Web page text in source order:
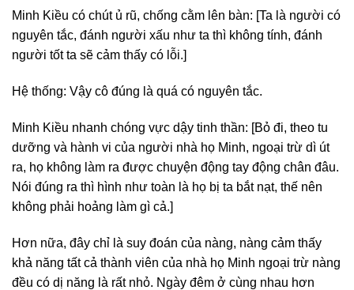
Minh Kiều có chút ủ rũ, chống cằm lên bàn: [Ta là người có
nguyên tắc, đánh người xấu như ta thì không tính, đánh
người tốt ta sẽ cảm thấy có lỗi.]
Hệ thống: Vậy cô đúng là quá có nguyên tắc.
Minh Kiều nhanh chóng vực dậy tinh thần: [Bỏ đi, theo tu
dưỡng và hành vi của người nhà họ Minh, ngoại trừ dì út
ra, họ không làm ra được chuyện động tay động chân đâu.
Nói đúng ra thì hình như toàn là họ bị ta bắt nạt, thế nên
không phải hoảng làm gì cả.]
Hơn nữa, đây chỉ là suy đoán của nàng, nàng cảm thấy
khả năng tất cả thành viên của nhà họ Minh ngoại trừ nàng
đều có dị năng là rất nhỏ. Ngày đêm ở cùng nhau hơn